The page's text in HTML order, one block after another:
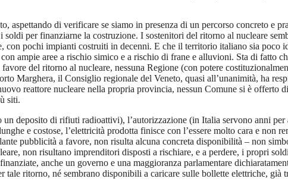
aspettando di verificare se siamo in presenza di un percorso concreto e
per finanziarne la costruzione. I sostenitori del ritorno al nucleare
con pochi impianti costruiti in decenni. E che il territorio italiano sia poco
ampie aree a rischio simico e a rischio di frane e alluvioni. Sta di fatto
del ritorno al nucleare, nessuna Regione (con potere
Marghera, il Consiglio regionale del Veneto, quasi all’unanimità, ha
reattore nucleare nella propria provincia, nessun Comune si è offerto
siti.
deposito di rifiuti radioattivi), l’autorizzazione (in Italia servono anni
e costose, l’elettricità prodotta finisce con l’essere molto cara e non
pubblicità a favore, non risulta alcuna concreta disponibilità – non
non risultano imprenditori disposti a rischiare, e a perdere, i propri
anche un governo e una maggioranza parlamentare
tale ritorno, né sembrano disponibili a caricare sulle bollette elettriche,